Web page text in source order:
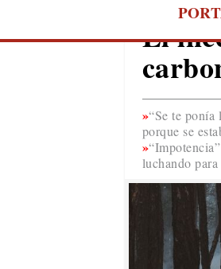
MÁLAGA
El
“Se te ponía
porque se
luchando